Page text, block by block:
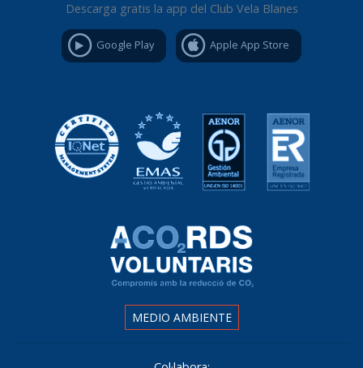
Descarga gratis la app del Club Vela Blanes
Google Play Apple App Store
MEDIO AMBIENTE